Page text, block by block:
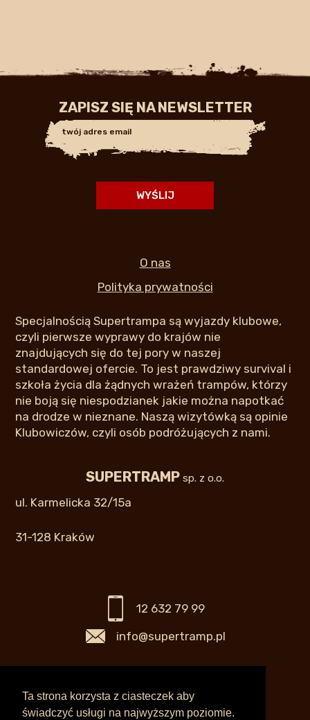
Ta strona korzysta z ciasteczek aby
świadczyć usługi na najwyższym poziomie.
ZAPISZ SIĘ NA NEWSLETTER
O nas
Polityka prywatności
Specjalnością Supertrampa są wyjazdy klubowe,
czyli pierwsze wyprawy do krajów nie
znajdujących się do tej pory w naszej
standardowej ofercie. To jest prawdziwy survival i
szkoła życia dla żądnych wrażeń trampów, którzy
nie boją się niespodzianek jakie można napotkać
na drodze w nieznane. Naszą wizytówką są opinie
Klubowiczów, czyli osób podróżujących z nami.
SUPERTRAMP sp. z o.o.
ul. Karmelicka 32/15a
31-128 Kraków
12 632 79 99
info@supertramp.pl
Biuro czynne: